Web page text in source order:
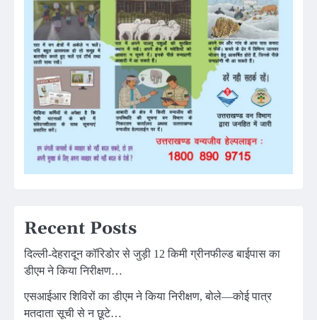
Recent Posts
दिल्ली-देहरादून कॉरिडोर से जुड़ी 12 किमी ग्रीनफील्ड बाईपास का
डीएम ने किया निरीक्षण…
एसआईआर शिविरों का डीएम ने किया निरीक्षण, बोले—कोई पात्र
मतदाता सूची से न छूटे…